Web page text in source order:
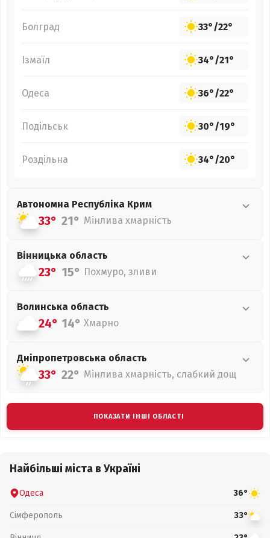
Болград 33°/22°
Ізмаїл 34°/21°
Одеса 36°/22°
Подільськ 30°/19°
Роздільна 34°/20°
Автономна Республіка Крим
33° 21° Мінлива хмарність
Вінницька область
23° 15° Похмуро, зливи
Волинська область
24° 14° Хмарно
Дніпропетровська область
33° 22° Мінлива хмарність, слабкий дощ
ПОКАЗАТИ ІНШІ ОБЛАСТІ
Найбільші міста в Україні
Одеса 36°
Сімферополь 33°